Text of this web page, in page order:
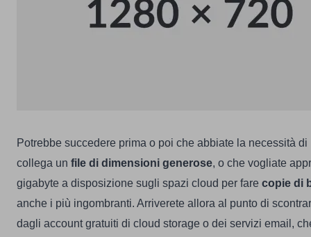
Potrebbe succedere prima o poi che abbiate la necessità
collega un file di dimensioni generose, o che vogliate
gigabyte a disposizione sugli spazi cloud per fare copie di
anche i più ingombranti. Arriverete allora al punto di
dagli account gratuiti di cloud storage o dei servizi email,